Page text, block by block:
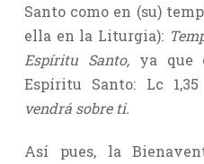
Santo como en (su)
ella en la Liturgia):
Espíritu Santo, ya que
Espíritu Santo: Lc
vendrá sobre ti.
Así pues, la